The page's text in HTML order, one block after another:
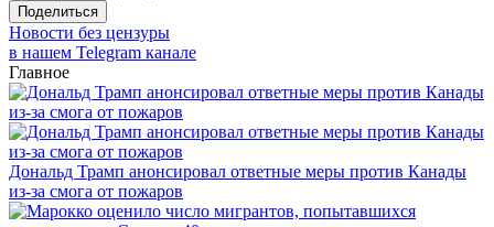
Поделиться
Новости без цензуры
в нашем Telegram канале
Главное
Дональд Трамп анонсировал ответные меры против Канады
из-за смога от пожаров